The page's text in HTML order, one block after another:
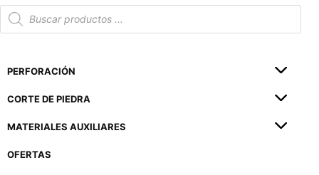
PERFORACIÓN
CORTE DE PIEDRA
MATERIALES AUXILIARES
OFERTAS